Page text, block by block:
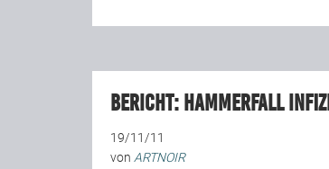
BERICHT: Hammerfall
19/11/11
von ARTNOIR